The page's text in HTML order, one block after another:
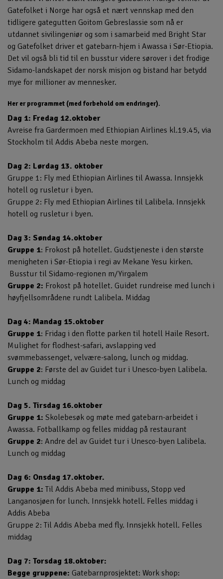
Gatefolket i Norge har også et nært vennskap med den
tidligere gategutten Goitom Gebreslassie som nå er
utdannet sivilingeniør og som i samarbeid med Bright Star
og Gatefolket driver et gatebarn-hjem i Awassa i Sør-Etiopia.
Det vil også bli tid til en busstur videre sørover i det frodige
Sidamo-landskapet der norsk misjon og bistand har betydd
mye for millioner av mennesker.
Her er programmet (med forbehold om endringer).
Dag 1: Fredag 12.oktober
Avreise fra Gardermoen med Ethiopian Airlines kl.19.45, via
Stockholm til Addis Abeba neste morgen.
Dag 2: Lørdag 13. oktober
Gruppe 1: Fly med Ethiopian Airlines til Awassa. Innsjekk
hotell og rusletur i byen.
Gruppe 2: Fly med Ethiopian Airlines til Lalibela. Innsjekk
hotell og rusletur i byen.
Dag 3: Søndag 14.oktober
Gruppe 1: Frokost på hotellet. Gudstjeneste i den største
menigheten i Sør-Etiopia i regi av Mekane Yesu kirken.
Busstur til Sidamo-regionen m/Yirgalem
Gruppe 2: Frokost på hotellet. Guidet rundreise med lunch i
høyfjellsområdene rundt Lalibela. Middag
Dag 4: Mandag 15.oktober
Gruppe 1: Fridag i den flotte parken til hotell Haile Resort.
Mulighet for flodhest-safari, avslapping ved
svømmebassenget, velvære-salong, lunch og middag.
Gruppe 2: Første del av Guidet tur i Unesco-byen Lalibela.
Lunch og middag
Dag 5. Tirsdag 16.oktober
Gruppe 1: Skolebesøk og møte med gatebarn-arbeidet i
Awassa. Fotballkamp og felles middag på restaurant
Gruppe 2: Andre del av Guidet tur i Unesco-byen Lalibela.
Lunch og middag
Dag 6: Onsdag 17.oktober.
Gruppe 1: Til Addis Abeba med minibuss, Stopp ved
Langanosjøen for lunch. Innsjekk hotell. Felles middag i
Addis Abeba
Gruppe 2: Til Addis Abeba med fly. Innsjekk hotell. Felles
middag
Dag 7: Torsdag 18.oktober:
Begge gruppene: Gatebarnprosjektet: Work shop: